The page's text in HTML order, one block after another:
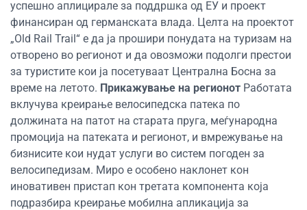
успешно аплицирале за поддршка од ЕУ и проект
финансиран од германската влада. Целта на проектот
„Old Rail Trail“ е да ја прошири понудата на туризам на
отворено во регионот и да овозможи подолги престои
за туристите кои ја посетуваат Централна Босна за
време на летото. Прикажување на регионот Работата
вклучува креирање велосипедска патека по
должината на патот на старата пруга, меѓународна
промоција на патеката и регионот, и вмрежување на
бизнисите кои нудат услуги во систем погоден за
велосипедизам. Миро е особено наклонет кон
иновативен пристап кон третата компонента која
подразбира креирање мобилна апликација за